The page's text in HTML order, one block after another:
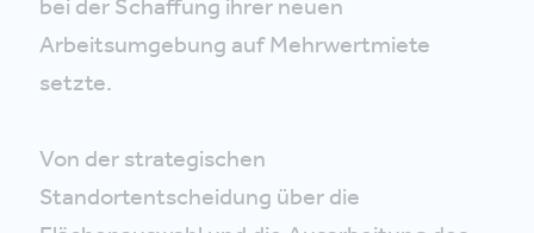
Arbeitsumgebung auf Mehrwertmiete
setzte.
Von der strategischen
Standortentscheidung über die